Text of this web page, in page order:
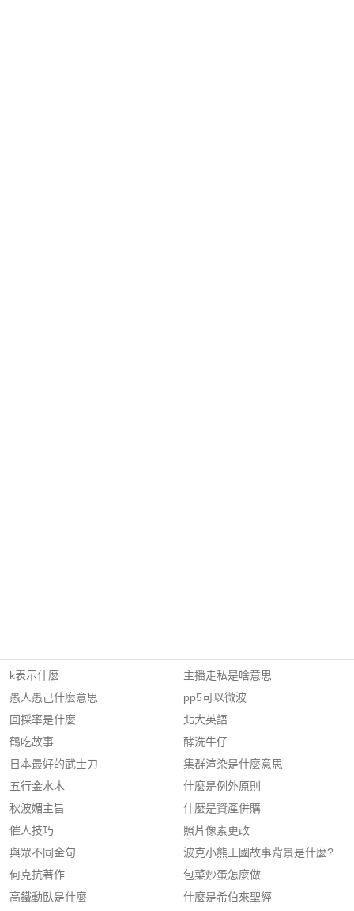
k表示什麼
愚人愚己什麼意思
回採率是什麼
鶴吃故事
日本最好的武士刀
五行金水木
秋波媚主旨
催人技巧
與眾不同金句
何克抗著作
高鐵動臥是什麼
主播走私是啥意思
pp5可以微波
北大英語
酵洗牛仔
集群渲染是什麼意思
什麼是例外原則
什麼是資產併購
照片像素更改
波克小熊王國故事背景是什麼?
包菜炒蛋怎麼做
什麼是希伯來聖經